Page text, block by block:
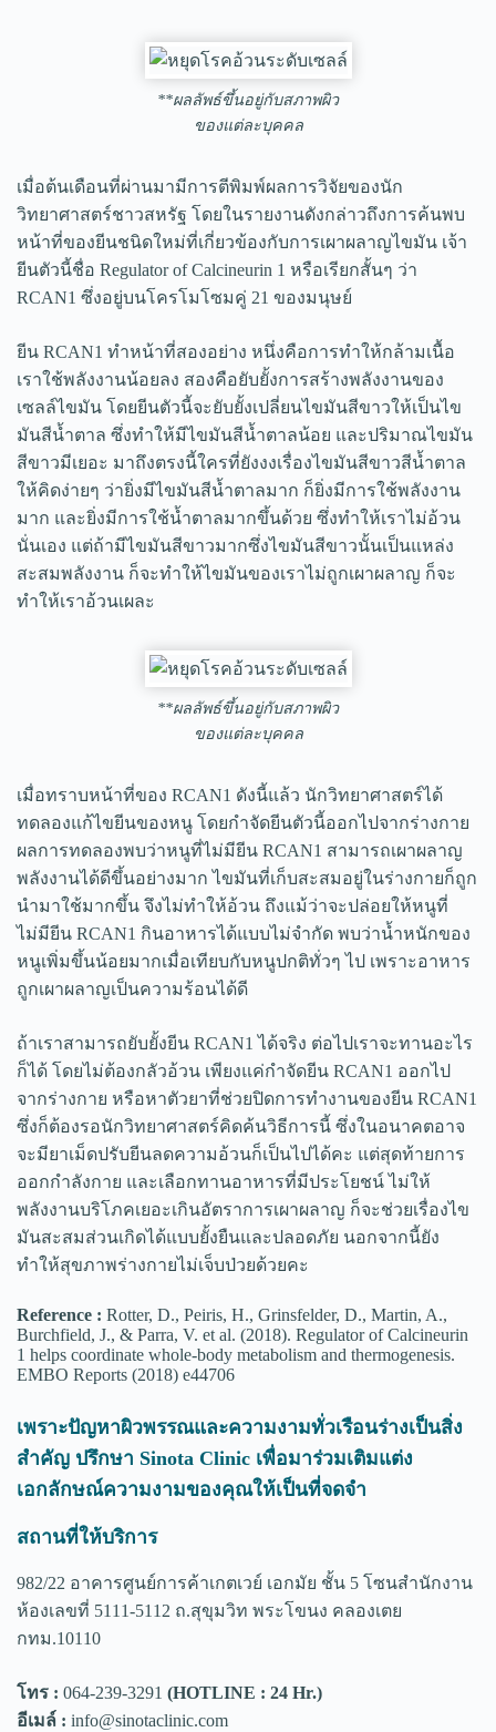
**ผลลัพธ์ขึ้นอยู่กับสภาพผิว
ของแต่ละบุคคล
เมื่อต้นเดือนที่ผ่านมามีการตีพิมพ์ผลการวิจัยของนัก
วิทยาศาสตร์ชาวสหรัฐ โดยในรายงานดังกล่าวถึงการค้นพบ
หน้าที่ของยีนชนิดใหม่ที่เกี่ยวข้องกับการเผาผลาญไขมัน เจ้า
ยีนตัวนี้ชื่อ Regulator of Calcineurin 1 หรือเรียกสั้นๆ ว่า
RCAN1 ซึ่งอยู่บนโครโมโซมคู่ 21 ของมนุษย์
ยีน RCAN1 ทำหน้าที่สองอย่าง หนึ่งคือการทำให้กล้ามเนื้อ
เราใช้พลังงานน้อยลง สองคือยับยั้งการสร้างพลังงานของ
เซลล์ไขมัน โดยยีนตัวนี้จะยับยั้งเปลี่ยนไขมันสีขาวให้เป็นไข
มันสีน้ำตาล ซึ่งทำให้มีไขมันสีน้ำตาลน้อย และปริมาณไขมัน
สีขาวมีเยอะ มาถึงตรงนี้ใครที่ยังงงเรื่องไขมันสีขาวสีน้ำตาล
ให้คิดง่ายๆ ว่ายิ่งมีไขมันสีน้ำตาลมาก ก็ยิ่งมีการใช้พลังงาน
มาก และยิ่งมีการใช้น้ำตาลมากขึ้นด้วย ซึ่งทำให้เราไม่อ้วน
นั่นเอง แต่ถ้ามีไขมันสีขาวมากซึ่งไขมันสีขาวนั้นเป็นแหล่ง
สะสมพลังงาน ก็จะทำให้ไขมันของเราไม่ถูกเผาผลาญ ก็จะ
ทำให้เราอ้วนเผละ
**ผลลัพธ์ขึ้นอยู่กับสภาพผิว
ของแต่ละบุคคล
เมื่อทราบหน้าที่ของ RCAN1 ดังนี้แล้ว นักวิทยาศาสตร์ได้
ทดลองแก้ไขยีนของหนู โดยกำจัดยีนตัวนี้ออกไปจากร่างกาย
ผลการทดลองพบว่าหนูที่ไม่มียีน RCAN1 สามารถเผาผลาญ
พลังงานได้ดีขึ้นอย่างมาก ไขมันที่เก็บสะสมอยู่ในร่างกายก็ถูก
นำมาใช้มากขึ้น จึงไม่ทำให้อ้วน ถึงแม้ว่าจะปล่อยให้หนูที่
ไม่มียีน RCAN1 กินอาหารได้แบบไม่จำกัด พบว่าน้ำหนักของ
หนูเพิ่มขึ้นน้อยมากเมื่อเทียบกับหนูปกติทั่วๆ ไป เพราะอาหาร
ถูกเผาผลาญเป็นความร้อนได้ดี
ถ้าเราสามารถยับยั้งยีน RCAN1 ได้จริง ต่อไปเราจะทานอะไร
ก็ได้ โดยไม่ต้องกลัวอ้วน เพียงแค่กำจัดยีน RCAN1 ออกไป
จากร่างกาย หรือหาตัวยาที่ช่วยปิดการทำงานของยีน RCAN1
ซึ่งก็ต้องรอนักวิทยาศาสตร์คิดค้นวิธีการนี้ ซึ่งในอนาคตอาจ
จะมียาเม็ดปรับยีนลดความอ้วนก็เป็นไปได้คะ แต่สุดท้ายการ
ออกกำลังกาย และเลือกทานอาหารที่มีประโยชน์ ไม่ให้
พลังงานบริโภคเยอะเกินอัตราการเผาผลาญ ก็จะช่วยเรื่องไข
มันสะสมส่วนเกิดได้แบบยั้งยืนและปลอดภัย นอกจากนี้ยัง
ทำให้สุขภาพร่างกายไม่เจ็บป่วยด้วยคะ
Reference : Rotter, D., Peiris, H., Grinsfelder, D., Martin, A.,
Burchfield, J., & Parra, V. et al. (2018). Regulator of Calcineurin
1 helps coordinate whole‐body metabolism and thermogenesis.
EMBO Reports (2018) e44706
เพราะปัญหาผิวพรรณและความงามทั่วเรือนร่างเป็นสิ่ง
สำคัญ ปรึกษา Sinota Clinic เพื่อมาร่วมเติมแต่ง
เอกลักษณ์ความงามของคุณให้เป็นที่จดจำ
สถานที่ให้บริการ
982/22 อาคารศูนย์การค้าเกตเวย์ เอกมัย ชั้น 5 โซนสำนักงาน
ห้องเลขที่ 5111-5112 ถ.สุขุมวิท พระโขนง คลองเตย
กทม.10110
โทร : 064-239-3291 (HOTLINE : 24 Hr.)
อีเมล์ : info@sinotaclinic.com